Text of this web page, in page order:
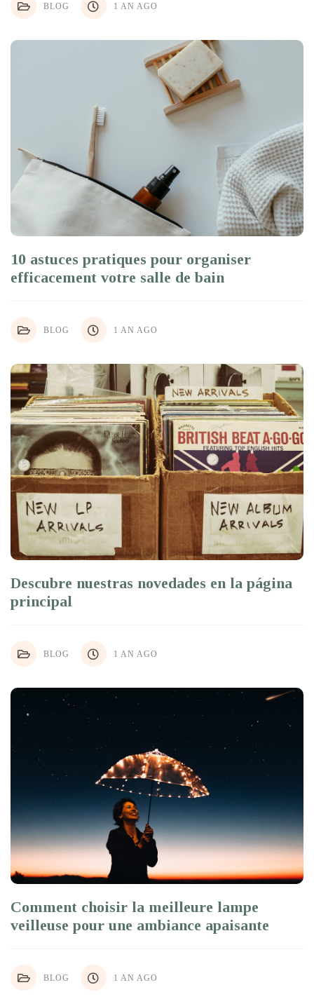
BLOG 1 AN AGO
10 astuces pratiques pour organiser
efficacement votre salle de bain
BLOG 1 AN AGO
Descubre nuestras novedades en la página
principal
BLOG 1 AN AGO
Comment choisir la meilleure lampe
veilleuse pour une ambiance apaisante
BLOG 1 AN AGO